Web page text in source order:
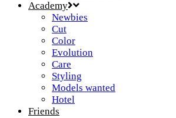
Academy
Newbies
Cut
Color
Evolution
Care
Styling
Models wanted
Hotel
Friends